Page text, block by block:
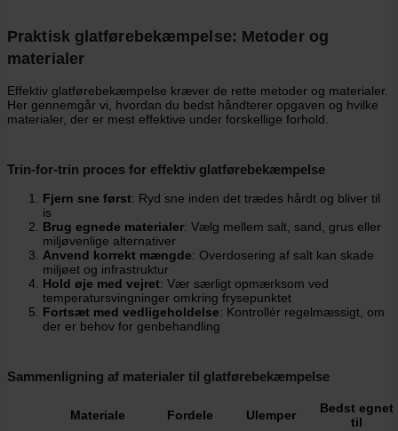
Praktisk glatførebekæmpelse: Metoder og
materialer
Effektiv glatførebekæmpelse kræver de rette metoder og materialer.
Her gennemgår vi, hvordan du bedst håndterer opgaven og hvilke
materialer, der er mest effektive under forskellige forhold.
Trin-for-trin proces for effektiv glatførebekæmpelse
Fjern sne først: Ryd sne inden det trædes hårdt og bliver til
is
Brug egnede materialer: Vælg mellem salt, sand, grus eller
miljøvenlige alternativer
Anvend korrekt mængde: Overdosering af salt kan skade
miljøet og infrastruktur
Hold øje med vejret: Vær særligt opmærksom ved
temperatursvingninger omkring frysepunktet
Fortsæt med vedligeholdelse: Kontrollér regelmæssigt, om
der er behov for genbehandling
Sammenligning af materialer til glatførebekæmpelse
Materiale Fordele Ulemper
Bedst egnet
til